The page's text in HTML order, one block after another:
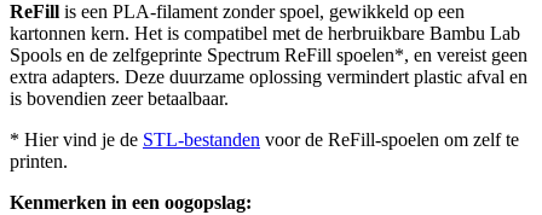
ReFill is een PLA-filament zonder spoel, gewikkeld op een
kartonnen kern. Het is compatibel met de herbruikbare Bambu Lab
Spools en de zelfgeprinte Spectrum ReFill spoelen*, en vereist geen
extra adapters. Deze duurzame oplossing vermindert plastic afval en
is bovendien zeer betaalbaar.
* Hier vind je de STL-bestanden voor de ReFill-spoelen om zelf te
printen.
Kenmerken in een oogopslag: